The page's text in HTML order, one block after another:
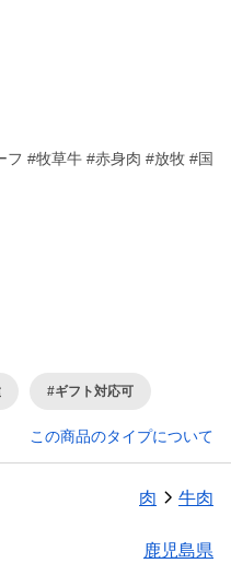
#牧草牛 #赤身肉 #放牧 #国
#ギフト対応可
この商品のタイプについて
肉 牛肉
鹿児島県